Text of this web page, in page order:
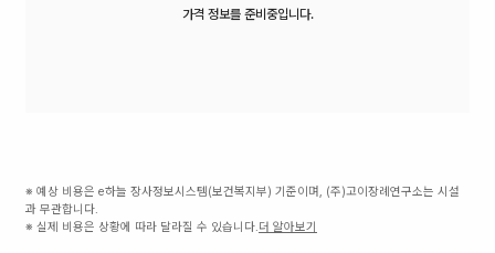
가격 정보를 준비중입니다.
※ 예상 비용은 e하늘 장사정보시스템(보건복지부) 기준이며, (주)고이장례연구소는 시설
과 무관합니다.
※ 실제 비용은 상황에 따라 달라질 수 있습니다.더 알아보기